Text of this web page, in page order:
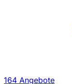
164 Angebote